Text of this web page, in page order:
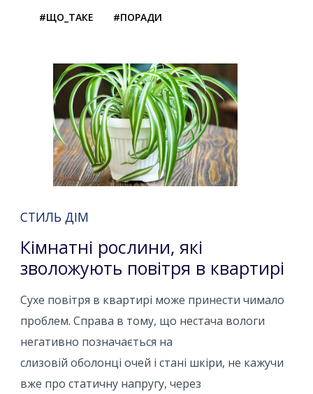
#ЩО_ТАКЕ #ПОРАДИ
СТИЛЬ ДІМ
Кімнатні рослини, які
зволожують повітря в квартирі
Сухе повітря в квартирі може принести чимало
проблем. Справа в тому, що нестача вологи
негативно позначається на
слизовій оболонці очей і стані шкіри, не кажучи
вже про статичну напругу, через